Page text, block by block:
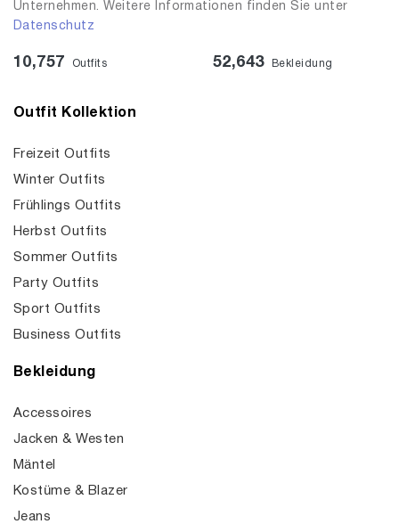
Unternehmen. Weitere Informationen finden Sie unter
Datenschutz
10,757 Outfits 52,643 Bekleidung
Outfit Kollektion
Freizeit Outfits
Winter Outfits
Frühlings Outfits
Herbst Outfits
Sommer Outfits
Party Outfits
Sport Outfits
Business Outfits
Bekleidung
Accessoires
Jacken & Westen
Mäntel
Kostüme & Blazer
Jeans